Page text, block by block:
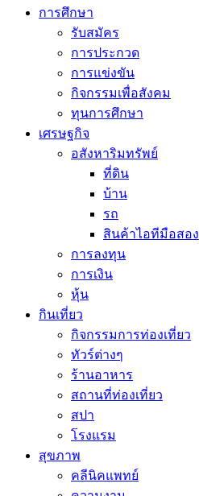
การศึกษา
รับสมัคร
การประกวด
การแข่งขัน
กิจกรรมเพื่อสังคม
ทุนการศึกษา
เศรษฐกิจ
อสังหาริมทรัพย์
ที่ดิน
บ้าน
รถ
สินค้าไอทีมือสอง
การลงทุน
การเงิน
หุ้น
กินเที่ยว
กิจกรรมการท่องเที่ยว
ทัวร์ต่างๆ
ร้านอาหาร
สถานที่ท่องเที่ยว
สปา
โรงแรม
สุขภาพ
คลีนิคแพทย์